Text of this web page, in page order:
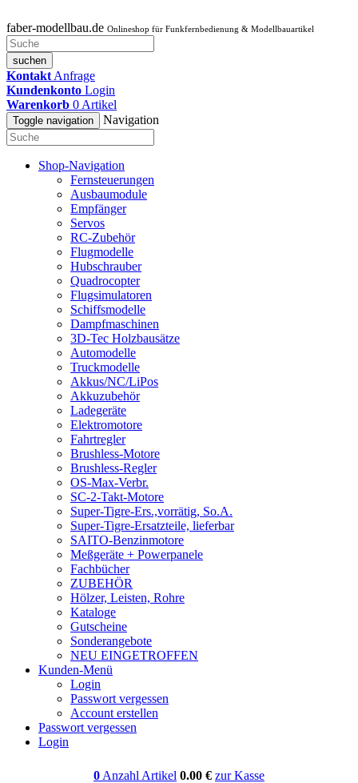
faber-modellbau.de Onlineshop für Funkfernbedienung & Modellbauartikel
suchen
Kontakt Anfrage
Kundenkonto Login
Warenkorb 0 Artikel
Toggle navigation Navigation
Shop-Navigation
Fernsteuerungen
Ausbaumodule
Empfänger
Servos
RC-Zubehör
Flugmodelle
Hubschrauber
Quadrocopter
Flugsimulatoren
Schiffsmodelle
Dampfmaschinen
3D-Tec Holzbausätze
Automodelle
Truckmodelle
Akkus/NC/LiPos
Akkuzubehör
Ladegeräte
Elektromotore
Fahrtregler
Brushless-Motore
Brushless-Regler
OS-Max-Verbr.
SC-2-Takt-Motore
Super-Tigre-Ers.,vorrätig, So.A.
Super-Tigre-Ersatzteile, lieferbar
SAITO-Benzinmotore
Meßgeräte + Powerpanele
Fachbücher
ZUBEHÖR
Hölzer, Leisten, Rohre
Kataloge
Gutscheine
Sonderangebote
NEU EINGETROFFEN
Kunden-Menü
Login
Passwort vergessen
Account erstellen
Passwort vergessen
Login
0 Anzahl Artikel 0.00 € zur Kasse